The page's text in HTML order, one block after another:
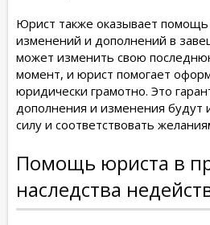
Юрист также оказывает помощь
изменений и дополнений в
может изменить свою
момент, и юрист помогает
юридически грамотно. Это
дополнения и изменения
силу и соответствовать
Помощь юриста в
наследства